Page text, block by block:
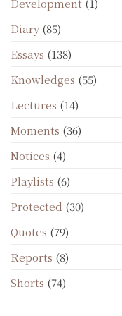
Development (1)
Diary (85)
Essays (138)
Knowledges (55)
Lectures (14)
Moments (36)
Notices (4)
Playlists (6)
Protected (30)
Quotes (79)
Reports (8)
Shorts (74)